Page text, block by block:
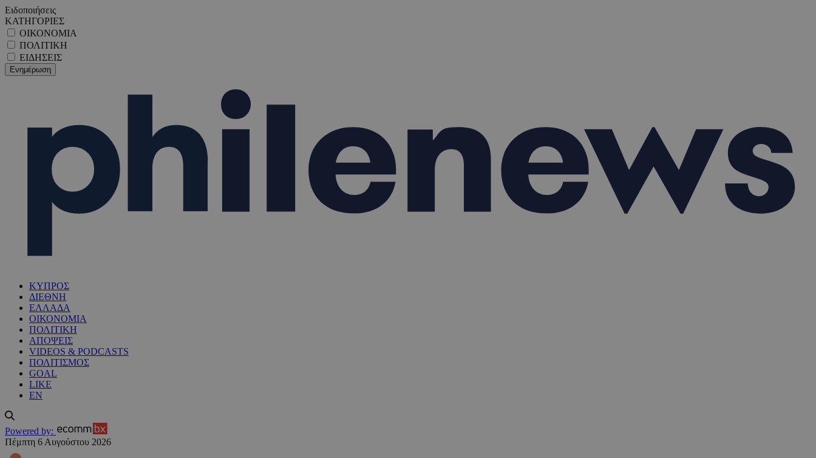
Ειδοποιήσεις
ΚΑΤΗΓΟΡΙΕΣ
ΟΙΚΟΝΟΜΙΑ
ΠΟΛΙΤΙΚΗ
ΕΙΔΗΣΕΙΣ
ΚΥΠΡΟΣ
ΔΙΕΘΝΗ
ΕΛΛΑΔΑ
ΟΙΚΟΝΟΜΙΑ
ΠΟΛΙΤΙΚΗ
ΑΠΟΨΕΙΣ
VIDEOS & PODCASTS
ΠΟΛΙΤΙΣΜΟΣ
GOAL
LIKE
EN
Powered by:
Πέμπτη 6 Αυγούστου 2026